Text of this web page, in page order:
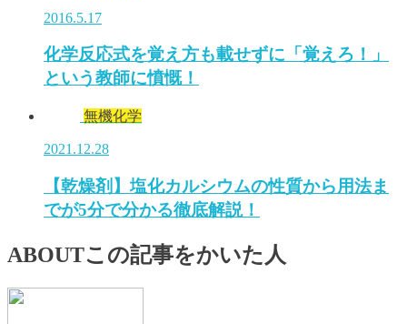
2016.5.17
化学反応式を覚え方も載せずに「覚えろ！」
という教師に憤慨！
無機化学
2021.12.28
【乾燥剤】塩化カルシウムの性質から用法ま
でが5分で分かる徹底解説！
ABOUTこの記事をかいた人